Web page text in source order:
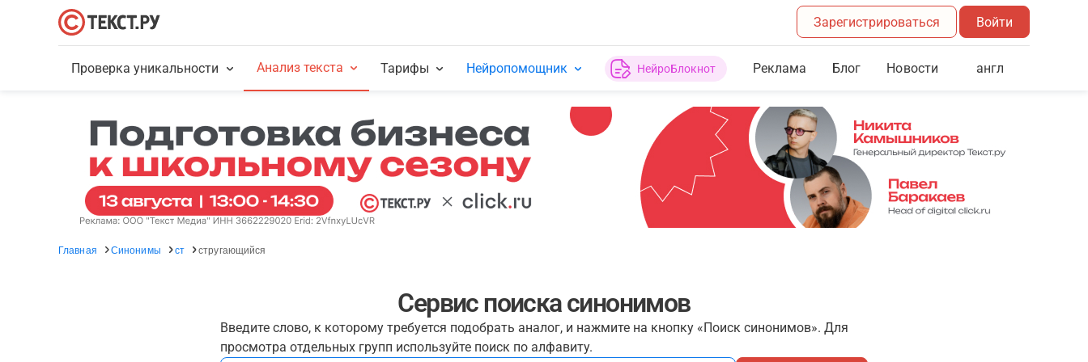
Зарегистрироваться Войти
Проверка уникальности Анализ текста Тарифы Нейропомощник НейроБлокнот Реклама Блог Новости англ
Главная Синонимы ст стругающийся
Сервис поиска синонимов
Введите слово, к которому требуется подобрать аналог, и нажмите на кнопку «Поиск синонимов». Для
просмотра отдельных групп используйте поиск по алфавиту.